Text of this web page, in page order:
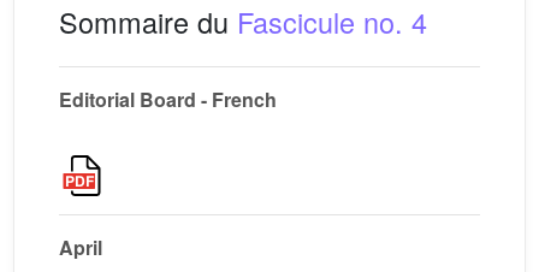
Sommaire du Fascicule no. 4
Editorial Board - French
April